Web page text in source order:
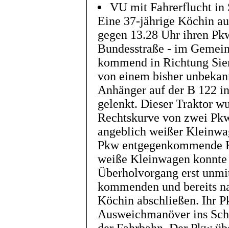
VU mit Fahrerflucht in
Eine 37-jährige Köchin
gegen 13.28 Uhr ihren
Bundesstraße - im
kommend in Richtung
von einem bisher
Anhänger auf der B 122
gelenkt. Dieser Traktor
Rechtskurve von zwei
angeblich weißer
Pkw entgegenkommende
weiße Kleinwagen konnte
Überholvorgang erst
kommenden und bereits
Köchin abschließen. Ihr
Ausweichmanöver ins